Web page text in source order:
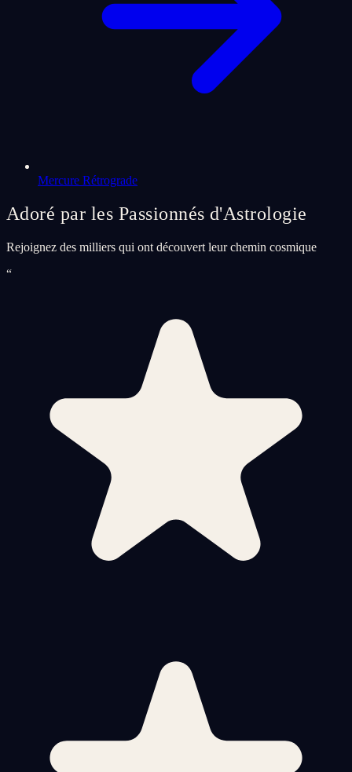
Mercure Rétrograde
Adoré par les Passionnés d'Astrologie
Rejoignez des milliers qui ont découvert leur chemin cosmique
“